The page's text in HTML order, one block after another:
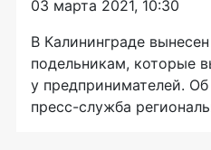
03 марта 2021, 10:30
В Калининграде
подельникам, которые
у предпринимателей.
пресс-служба